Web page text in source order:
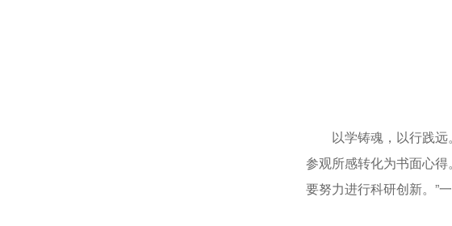
以学铸魂，以行践
参观所感转化为书面心
要努力进行科研创新。”